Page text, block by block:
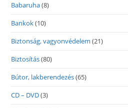
Babaruha(8)
Bankok(10)
Biztonság, vagyonvédelem (21)
Biztosítás(80)
Bútor, lakberendezés(65)
CD – DVD(3)